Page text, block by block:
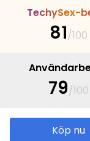
TechySex-b
81/100
79/100
Köp nu